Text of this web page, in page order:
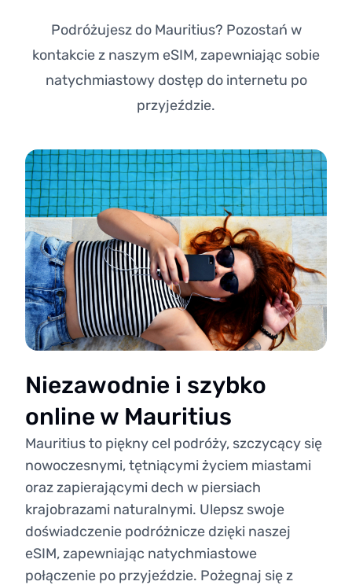
Podróżujesz do Mauritius? Pozostań w
kontakcie z naszym eSIM, zapewniając sobie
natychmiastowy dostęp do internetu po
przyjeździe.
Niezawodnie i szybko
online w Mauritius
Mauritius to piękny cel podróży, szczycący się
nowoczesnymi, tętniącymi życiem miastami
oraz zapierającymi dech w piersiach
krajobrazami naturalnymi. Ulepsz swoje
doświadczenie podróżnicze dzięki naszej
eSIM, zapewniając natychmiastowe
połączenie po przyjeździe. Pożegnaj się z